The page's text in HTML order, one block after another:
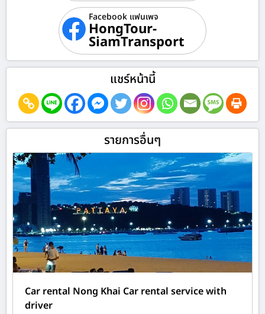
Facebook แฟนเพจ
HongTour-
SiamTransport
แชร์หน้านี้
รายการอื่นๆ
Car rental Nong Khai Car rental service with
driver